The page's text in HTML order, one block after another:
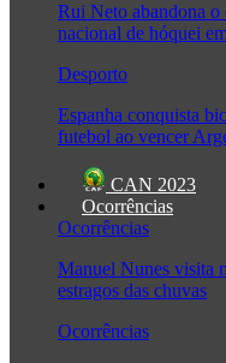
Rui Neto abandona o
nacional de hóquei
Desporto
Espanha conquista
futebol ao vencer
CAN 2023
Ocorrências
Ocorrências
Manuel Nunes visita
estragos das chuvas
Ocorrências